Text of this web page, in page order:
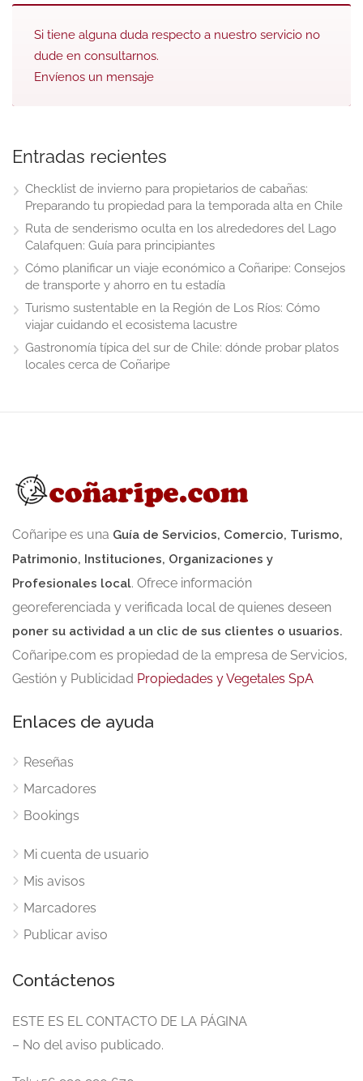
Si tiene alguna duda respecto a nuestro servicio no
dude en consultarnos.
Envíenos un mensaje
Entradas recientes
Checklist de invierno para propietarios de cabañas:
Preparando tu propiedad para la temporada alta en Chile
Ruta de senderismo oculta en los alrededores del Lago
Calafquen: Guía para principiantes
Cómo planificar un viaje económico a Coñaripe: Consejos
de transporte y ahorro en tu estadía
Turismo sustentable en la Región de Los Ríos: Cómo
viajar cuidando el ecosistema lacustre
Gastronomía típica del sur de Chile: dónde probar platos
locales cerca de Coñaripe
Coñaripe es una Guía de Servicios, Comercio, Turismo,
Patrimonio, Instituciones, Organizaciones y
Profesionales local. Ofrece información
georeferenciada y verificada local de quienes deseen
poner su actividad a un clic de sus clientes o usuarios.
Coñaripe.com es propiedad de la empresa de Servicios,
Gestión y Publicidad Propiedades y Vegetales SpA
Enlaces de ayuda
Reseñas
Marcadores
Bookings
Mi cuenta de usuario
Mis avisos
Marcadores
Publicar aviso
Contáctenos
ESTE ES EL CONTACTO DE LA PÁGINA
– No del aviso publicado.